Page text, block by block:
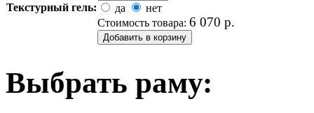
Текстурный гель:
да
нет
Стоимость товара: 6 070 р.
Выбрать раму: